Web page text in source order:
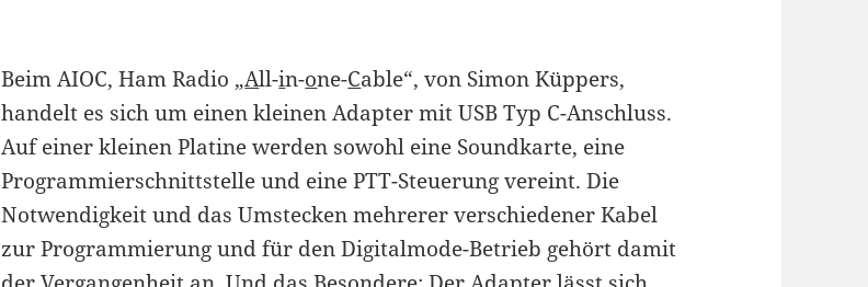
Beim AIOC, Ham Radio „All-in-one-Cable“, von Simon Küppers,
handelt es sich um einen kleinen Adapter mit USB Typ C-Anschluss.
Auf einer kleinen Platine werden sowohl eine Soundkarte, eine
Programmierschnittstelle und eine PTT-Steuerung vereint. Die
Notwendigkeit und das Umstecken mehrerer verschiedener Kabel
zur Programmierung und für den Digitalmode-Betrieb gehört damit